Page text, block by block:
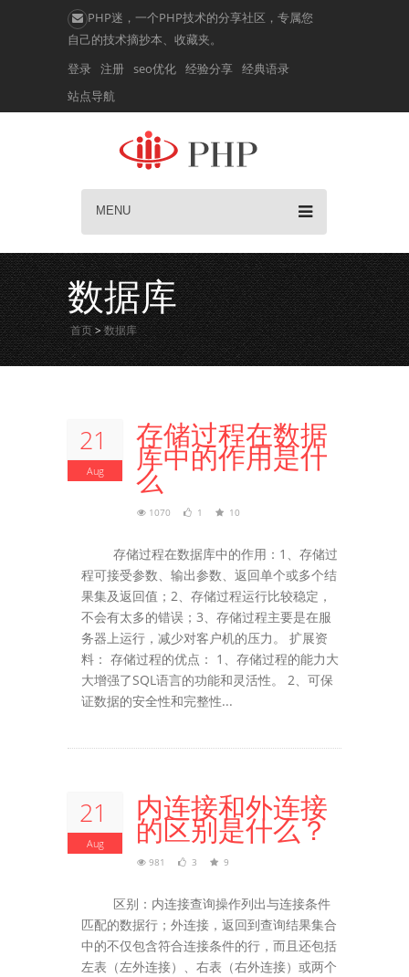
PHP迷，一个PHP技术的分享社区，专属您
自己的技术摘抄本、收藏夹。
登录 注册 seo优化 经验分享 经典语录
站点导航
MENU
数据库
首页>数据库
21
Aug
存储过程在数据
库中的作用是什
么
1070 1 10
存储过程在数据库中的作用：1、存储过
程可接受参数、输出参数、返回单个或多个结
果集及返回值；2、存储过程运行比较稳定，
不会有太多的错误；3、存储过程主要是在服
务器上运行，减少对客户机的压力。 扩展资
料： 存储过程的优点： 1、存储过程的能力大
大增强了SQL语言的功能和灵活性。 2、可保
证数据的安全性和完整性...
21
Aug
内连接和外连接
的区别是什么？
981 3 9
区别：内连接查询操作列出与连接条件
匹配的数据行；外连接，返回到查询结果集合
中的不仅包含符合连接条件的行，而且还包括
左表（左外连接）、右表（右外连接）或两个